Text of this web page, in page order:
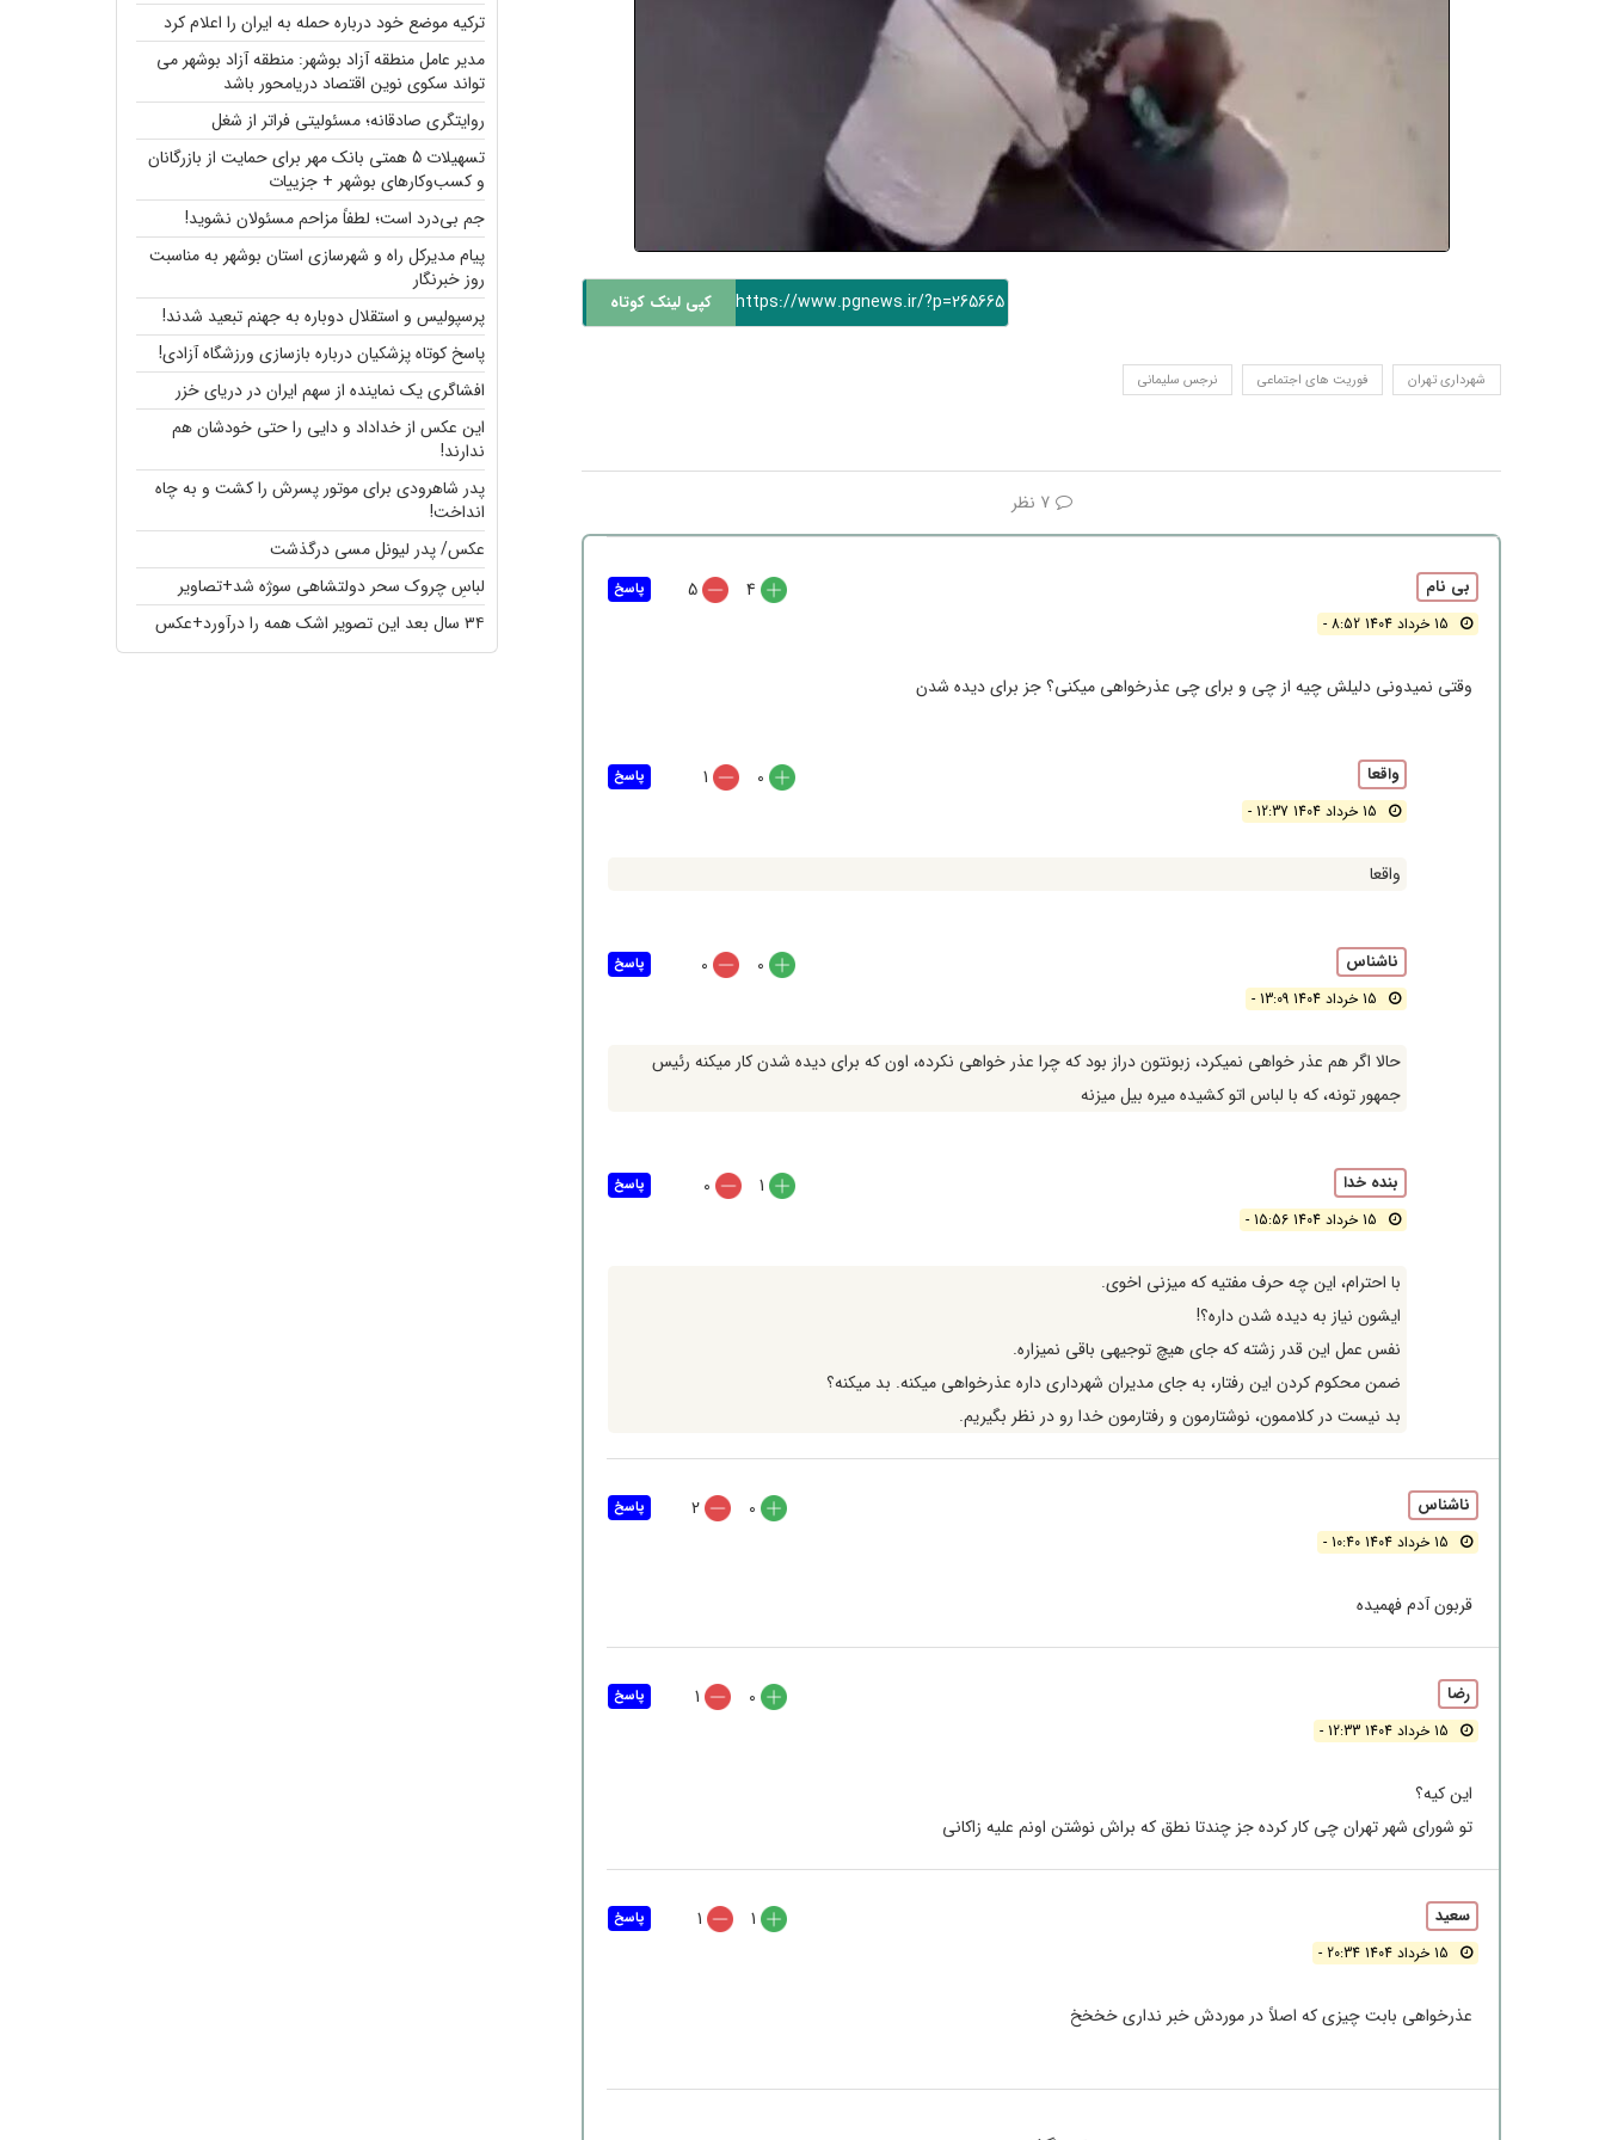
https://www.pgnews.ir/?p=265665 کپی لینک کوتاه
شهرداری تهران فوریت های اجتماعی نرجس سلیمانی
7 نظر
بی نام
15 خرداد 1404 8:52 -
4
5
وقتی نمیدونی دلیلش چیه از چی و برای چی عذرخواهی میکنی؟ جز برای دیده شدن
پاسخ
واقعا
15 خرداد 1404 12:37 -
0
1
واقعا
پاسخ
ناشناس
15 خرداد 1404 13:09 -
0
0
حالا اگر هم عذر خواهی نمیکرد، زبونتون دراز بود که چرا عذر خواهی نکرده، اون که برای دیده شدن کار میکنه رئیس
جمهور تونه، که با لباس اتو کشیده میره بیل میزنه
پاسخ
بنده خدا
15 خرداد 1404 15:56 -
1
0
با احترام، این چه حرف مفتیه که میزنی اخوی.
ایشون نیاز به دیده شدن داره؟!
نفس عمل این قدر زشته که جای هیچ توجیهی باقی نمیزاره.
ضمن محکوم کردن این رفتار، به جای مدیران شهرداری داره عذرخواهی میکنه. بد میکنه؟
بد نیست در کلاممون، نوشتارمون و رفتارمون خدا رو در نظر بگیریم.
پاسخ
ناشناس
15 خرداد 1404 10:40 -
0
2
قربون آدم فهمیده
پاسخ
رضا
15 خرداد 1404 12:33 -
0
1
این کیه؟
تو شورای شهر تهران چی کار کرده جز چندتا نطق که براش نوشتن اونم علیه زاکانی
پاسخ
سعید
15 خرداد 1404 20:34 -
1
1
عذرخواهی بابت چیزی که اصلاً در موردش خبر نداری خخخخ
پاسخ
ترکیه موضع خود درباره حمله به ایران را اعلام کرد
مدیر عامل منطقه آزاد بوشهر: منطقه آزاد بوشهر می
تواند سکوی نوین اقتصاد دریامحور باشد
روایتگری صادقانه؛ مسئولیتی فراتر از شغل
تسهیلات 5 همتی بانک مهر برای حمایت از بازرگانان
و کسب‌وکارهای بوشهر + جزییات
جم بی‌درد است؛ لطفاً مزاحم مسئولان نشوید!
پیام مدیرکل راه و شهرسازی استان بوشهر به مناسبت
روز خبرنگار
پرسپولیس و استقلال دوباره به جهنم تبعید شدند!
پاسخ کوتاه پزشکیان درباره بازسازی ورزشگاه آزادی!
افشاگری یک نماینده از سهم ایران در دریای خزر
این عکس از خداداد و دایی را حتی خودشان هم
ندارند!
پدر شاهرودی برای موتور پسرش را کشت و به چاه
انداخت!
عکس/ پدر لیونل مسی درگذشت
لباسِ چروک سحر دولتشاهی سوژه شد+تصاویر
۳۴ سال بعد این تصویر اشک همه را درآورد+عکس